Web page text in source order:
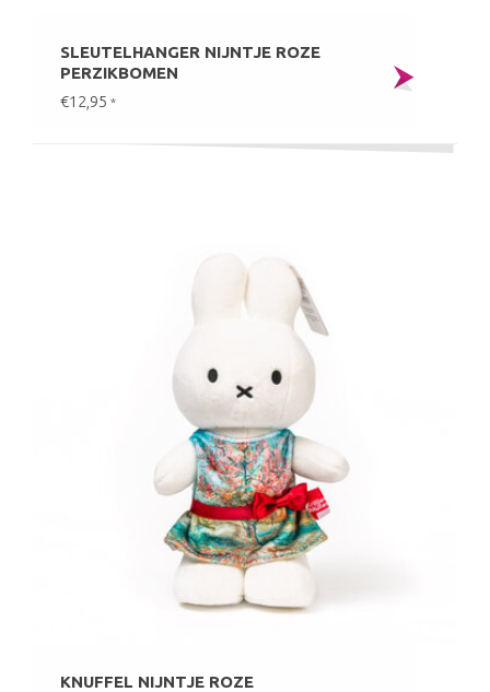
SLEUTELHANGER NIJNTJE ROZE
PERZIKBOMEN
€12,95 *
KNUFFEL NIJNTJE ROZE